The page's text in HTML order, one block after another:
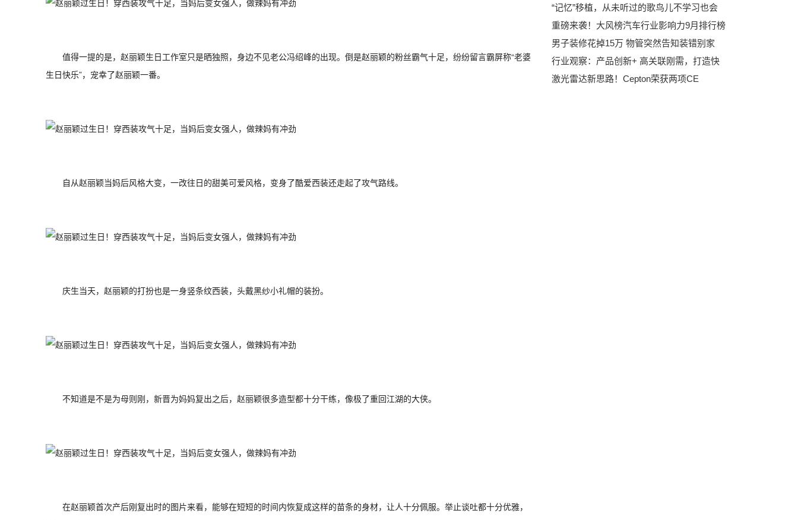
值得一提的是，赵丽颖生日工作室只是晒独照，身边不见老公冯绍峰的出现。倒是赵丽颖的粉丝霸气十足，纷纷留言霸屏称“老婆
生日快乐”，宠幸了赵丽颖一番。
自从赵丽颖当妈后风格大变，一改往日的甜美可爱风格，变身了酷爱西装还走起了攻气路线。
庆生当天，赵丽颖的打扮也是一身竖条纹西装，头戴黑纱小礼帽的装扮。
不知道是不是为母则刚，新晋为妈妈复出之后，赵丽颖很多造型都十分干练，像极了重回江湖的大侠。
在赵丽颖首次产后刚复出时的图片来看，能够在短短的时间内恢复成这样的苗条的身材，让人十分佩服。举止谈吐都十分优雅，
“记忆”移植，从未听过的歌鸟儿不学习也会
重磅来袭！大风榜汽车行业影响力9月排行榜
男子装修花掉15万 物管突然告知装错别家
行业观察：产品创新+ 高关联刚需，打造快
激光雷达新思路！Cepton荣获两项CE